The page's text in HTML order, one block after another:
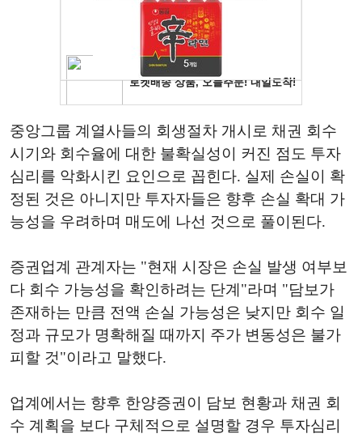
중앙그룹 계열사들의 회생절차 개시로 채권 회수
시기와 회수율에 대한 불확실성이 커진 점도 투자
심리를 악화시킨 요인으로 꼽힌다. 실제 손실이 확
정된 것은 아니지만 투자자들은 향후 손실 확대 가
능성을 우려하며 매도에 나선 것으로 풀이된다.
증권업계 관계자는 "현재 시장은 손실 발생 여부보
다 회수 가능성을 확인하려는 단계"라며 "담보가
존재하는 만큼 전액 손실 가능성은 낮지만 회수 일
정과 규모가 명확해질 때까지 주가 변동성은 불가
피할 것"이라고 말했다.
업계에서는 향후 한양증권이 담보 현황과 채권 회
수 계획을 보다 구체적으로 설명할 경우 투자심리